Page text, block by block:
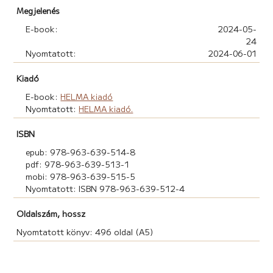
ÉN
BENEDEK AMINA: SZEMÉTORSZÁG
ELEKES FANNI: SZEMÉTORSZÁG A MÚLTÉ
GYENESE SZULAMIT: SZEMÉTORSZÁG NAGY
KALANDJA
HORVÁTH PETRA: PORBÓL VARÁZSLAT
KÁLDI MÁRIA: VALAHOL A SZEMÉTHEGYEKEN TÚL
TANKA SOPHIE: KALANDOK SZEMÉTORSZÁGBAN,
KIRÁLY MEGTISZTULÁSA
TÓTH EMESE: PROMÉTHEUSZ
VARGA MÁTÉ: A HÁROM TESTVÉR
ANDRÁSSY LÁSZLÓ: TISZTA FÖLD (KEZDETEK)
AURORA AMELIA JOPLIN: FUFU SÁRKÁNY
ÁRIÁN-SZIGETHY FLÓRA: A ZÖLDMANÓK HARCA
SZEMÉTORSZÁGGAL
Megjelenés
E-book:
2024-05-
24
Nyomtatott:
2024-06-01
Kiadó
E-book: HELMA kiadó
Nyomtatott: HELMA kiadó.
ISBN
epub: 978-963-639-514-8
pdf: 978-963-639-513-1
mobi: 978-963-639-515-5
Nyomtatott: ISBN 978-963-639-512-4
Oldalszám, hossz
Nyomtatott könyv: 496 oldal (A5)